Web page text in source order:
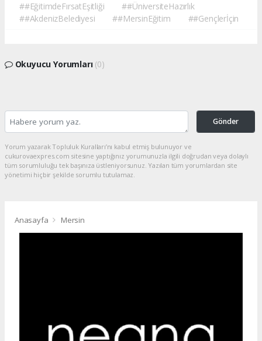
##EğitimdeFırsatEşitliği
##ÜniversiteHazırlık
##AkdenizBelediyesi
##MersinEğitim ##Gençlerİçin
Okuyucu Yorumları (0)
Gönder
Yorum yazarak Topluluk Kuralları’nı kabul etmiş bulunuyor ve
cukurovaexpres.com sitesine yaptığınız yorumunuzla ilgili doğrudan veya dolaylı
tüm sorumluluğu tek başınıza üstleniyorsunuz. Yazılan tüm yorumlardan site
yönetimi hiçbir şekilde sorumlu tutulamaz.
Anasayfa Mersin